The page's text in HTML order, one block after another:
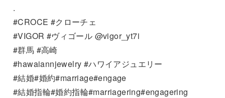
.
#CROCE #クローチェ
#VIGOR #ヴィゴール @vigor_yt7i
#群馬 #高崎
#hawaiannjewelry #ハワイアジュエリー
#結婚#婚約#marriage#engage
#結婚指輪#婚約指輪#marriagering#engagering